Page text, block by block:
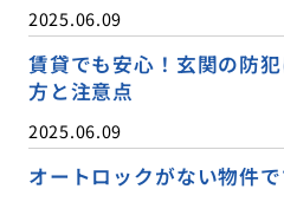
2025.06.09
賃貸でも安心！玄関の防
方と注意点
2025.06.09
オートロックがない物件